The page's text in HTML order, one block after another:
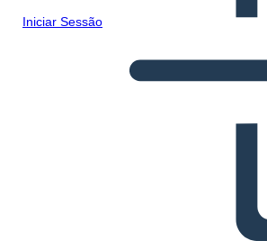
Iniciar Sessão
המחוקקת